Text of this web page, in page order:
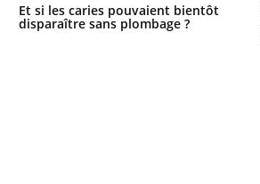
Et si les caries pouvaient bientôt
disparaître sans plombage ?